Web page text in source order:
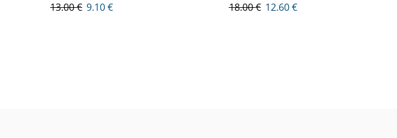
13.00€ 9.10€ 18.00€ 12.60€